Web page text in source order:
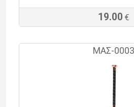
19.00 €
ΜΑΣ-0003